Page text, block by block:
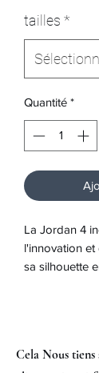
tailles *
Quantité *
La Jordan 4
l'innovation et
sa silhouette
garantit un
Cela Nous